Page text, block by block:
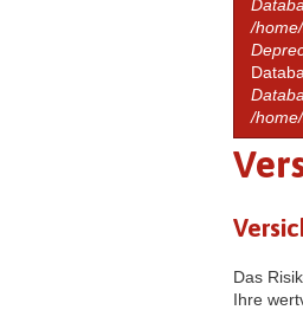
/
/
Das
Ihre